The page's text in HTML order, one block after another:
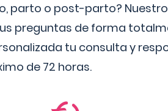
parto o post-parto?
preguntas de forma
tu consulta y
de 72 horas.